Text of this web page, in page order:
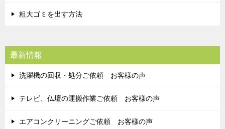
粗大ゴミを出す方法
最新情報
洗濯機の回収・処分ご依頼 お客様の声
テレビ、仏壇の運搬作業ご依頼 お客様の声
エアコンクリーニングご依頼 お客様の声